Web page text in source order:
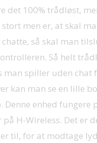
det 100% trådløst,
men er, at skal
så skal man
Så helt
man spiller uden chat
kan man se en lille
Denne enhed fungere
H-Wireless. Det er
til, for at modtage